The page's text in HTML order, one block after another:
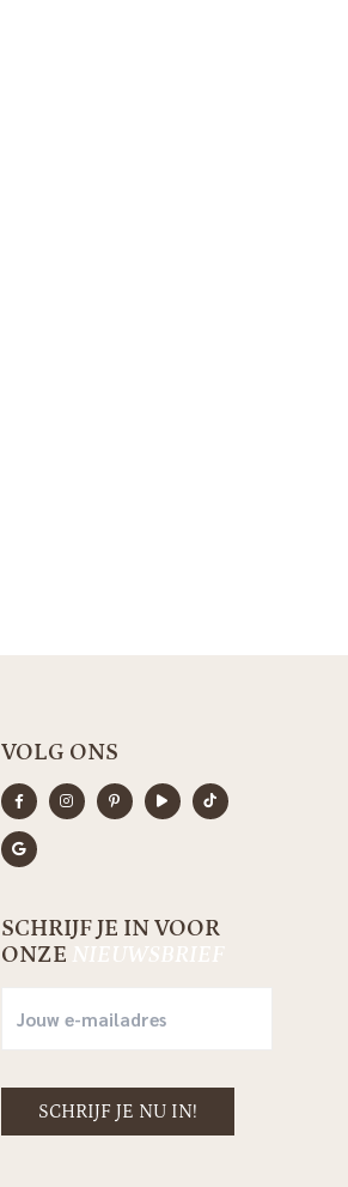
VOLG ONS
SCHRIJF JE IN VOOR
ONZE NIEUWSBRIEF